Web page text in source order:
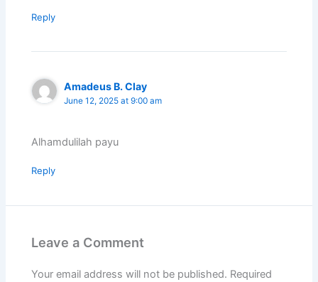
Reply
Amadeus B. Clay
June 12, 2025 at 9:00 am
Alhamdulilah payu
Reply
Leave a Comment
Your email address will not be published. Required